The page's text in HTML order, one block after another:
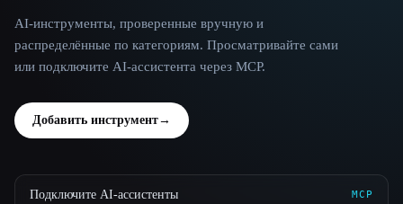
AI-инструменты, проверенные вручную и
распределённые по категориям. Просматривайте сами
или подключите AI-ассистента через MCP.
Добавить инструмент→
Подключите AI-ассистенты MCP